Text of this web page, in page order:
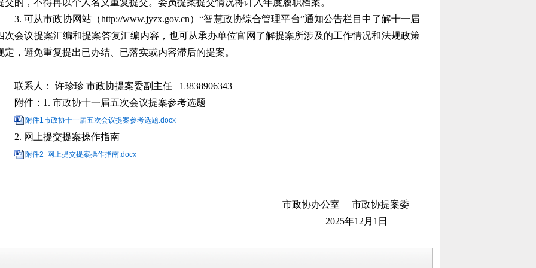
交的，不得再以个人名义重复提交。委员提案提交情况将计入年度履职档案。
3.可从市政协网站（http://www.jyzx.gov.cn）“智慧政协综合管理平台”通知公告栏目中了解十一届
次会议提案汇编和提案答复汇编内容， 也可从承办单位官网了解提案所涉及的工作情况和法规政策
定，避免重复提出已办结、已落实或内容滞后的提案。
联系人： 许珍珍 市政协提案委副主任 13838906343
附件： 1 . 市政协十一届五次会议提案参考选题
附件1市政协十一届五次会议提案参考选题.docx
2. 网上提交提案操作指南
附件2 网上提交提案操作指南.docx
政协办公室
市政协提案委
25年12 月 1 日